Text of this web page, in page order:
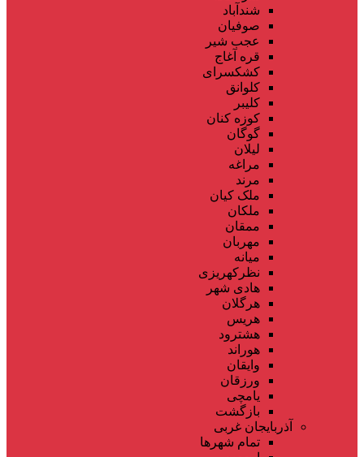
شندآباد
صوفیان
عجب شیر
قره آغاج
کشکسرای
کلوانق
کلیبر
کوزه کنان
گوگان
لیلان
مراغه
مرند
ملک کیان
ملکان
ممقان
مهربان
میانه
نظرکهریزی
هادی شهر
هرگلان
هریس
هشترود
هوراند
وایقان
ورزقان
یامچی
بازگشت
آذربایجان غربی
تمام شهر‌ها